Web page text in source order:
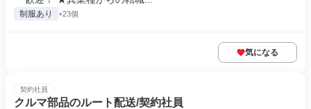
制服あり +23個
気になる
契約社員
クルマ部品のルート配送/契約社員